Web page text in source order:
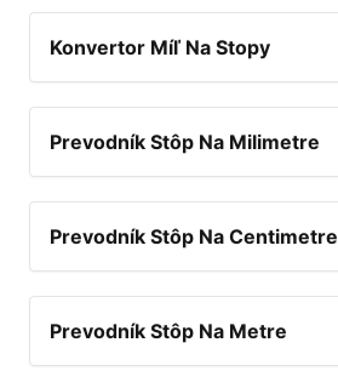
Konvertor Míľ Na Stopy
Prevodník Stôp Na Milimetre
Prevodník Stôp Na Centimetre
Prevodník Stôp Na Metre